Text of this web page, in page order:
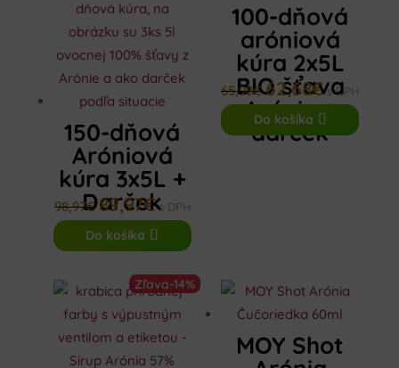
150-dňová
Aróniová
kúra 3x5L +
Darček
98,97€Pôvodná
bola:
98,97€.
89,97€Aktuálna
cena
je:
89,97€.
s DPH
Do košíka
100-dňová
aróniová
kúra 2x5L
BIO šťava
Arónia +
darček
65,98€ Pôvodná
bola:
62,68€Aktuálna
cena
je:
s DPH
Do košíka
Zľava-14%
MOY Shot